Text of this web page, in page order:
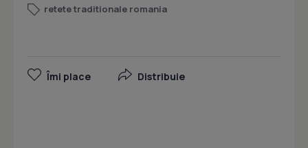
retete traditionale romania
Îmi place Distribuie